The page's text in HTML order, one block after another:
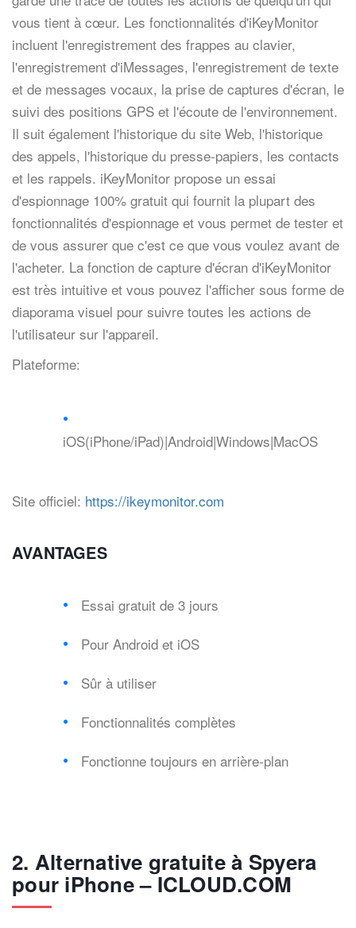
vous tient à cœur. Les fonctionnalités d'iKeyMonitor
incluent l'enregistrement des frappes au clavier,
l'enregistrement d'iMessages, l'enregistrement de texte
et de messages vocaux, la prise de captures d'écran, le
suivi des positions GPS et l'écoute de l'environnement.
Il suit également l'historique du site Web, l'historique
des appels, l'historique du presse-papiers, les contacts
et les rappels. iKeyMonitor propose un essai
d'espionnage 100% gratuit qui fournit la plupart des
fonctionnalités d'espionnage et vous permet de tester et
de vous assurer que c'est ce que vous voulez avant de
l'acheter. La fonction de capture d'écran d'iKeyMonitor
est très intuitive et vous pouvez l'afficher sous forme de
diaporama visuel pour suivre toutes les actions de
l'utilisateur sur l'appareil.
Plateforme:
iOS(iPhone/iPad)|Android|Windows|MacOS
Site officiel: https://ikeymonitor.com
AVANTAGES
Essai gratuit de 3 jours
Pour Android et iOS
Sûr à utiliser
Fonctionnalités complètes
Fonctionne toujours en arrière-plan
2. Alternative gratuite à Spyera
pour iPhone – ICLOUD.COM